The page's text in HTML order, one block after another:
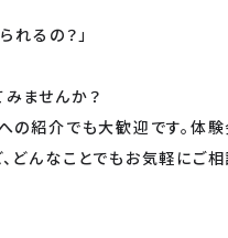
れるの？」
ませんか？
の紹介でも大歓迎です。体
どんなことでもお気軽にご相